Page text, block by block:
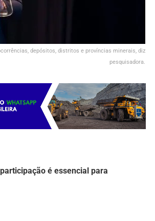
depósitos, distritos e províncias minerais, diz
pesquisadora.
é essencial para